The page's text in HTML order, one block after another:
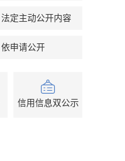
法定主动公开内容
依申请公开
信用信息双公示